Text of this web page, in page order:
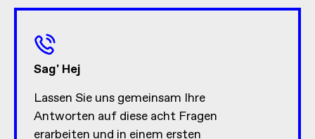
Sag' Hej
Lassen Sie uns gemeinsam Ihre
Antworten auf diese acht Fragen
erarbeiten und in einem ersten